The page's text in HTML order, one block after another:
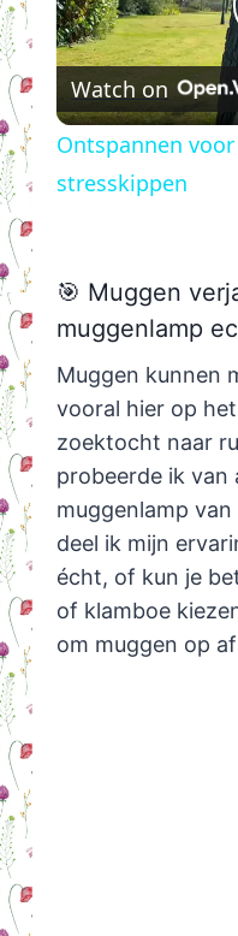
Watch on
Ontspannen
stresskippen
🎯 Muggen
muggenlamp
Muggen kunnen
vooral hier op
zoektocht naar
probeerde ik van
muggenlamp van
deel ik mijn
écht, of kun je
of klamboe
om muggen op